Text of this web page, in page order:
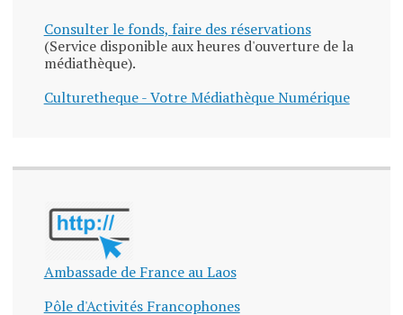
Consulter le fonds, faire des réservations
(Service disponible aux heures d'ouverture de la
médiathèque).
Culturetheque - Votre Médiathèque Numérique
Ambassade de France au Laos
Pôle d'Activités Francophones